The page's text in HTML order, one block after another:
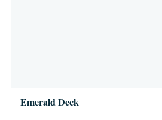
Emerald Deck